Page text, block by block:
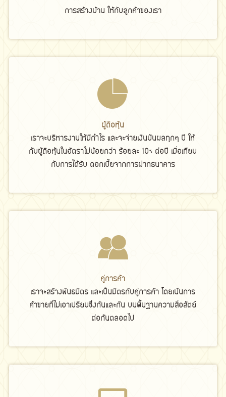
การสร้างบ้าน ให้กับลูกค้าของเรา
ผู้ถือหุ้น
เราจะบริหารงานให้มีกำไร และจะจ่ายเงินปันผลทุกๆ ปี ให้
กับผู้ถือหุ้นในอัตราไม่น้อยกว่า ร้อยละ 10% ต่อปี เมื่อเทียบ
กับการได้รับ ดอกเบี้ยจากการฝากธนาคาร
คู่การค้า
เราจะสร้างพันธมิตร และเป็นมิตรกับคู่การค้า โดยเน้นการ
ค้าขายที่ไม่เอาเปรียบซึ่งกันและกัน บนพื้นฐานความสื่อสัตย์
ต่อกันตลอดไป